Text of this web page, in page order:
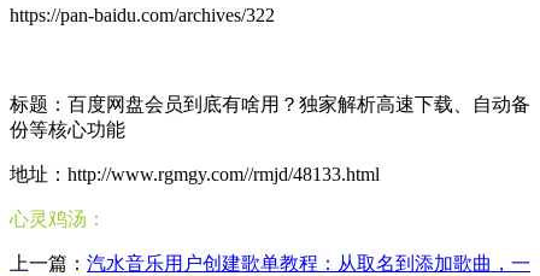
https://pan-baidu.com/archives/322
标题：百度网盘会员到底有啥用？独家解析高速下载、自动备
份等核心功能
地址：http://www.rgmgy.com//rmjd/48133.html
心灵鸡汤：
上一篇： 汽水音乐用户创建歌单教程：从取名到添加歌曲，一